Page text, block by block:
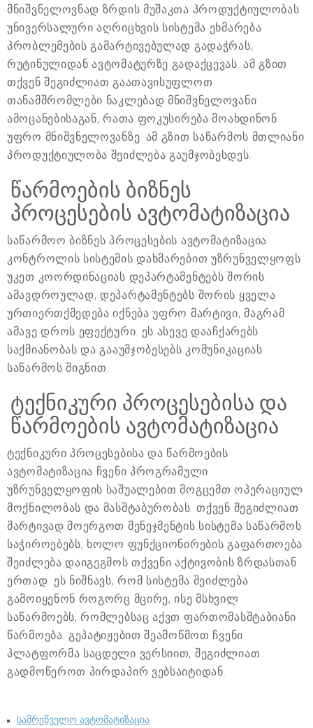
მნიშვნელოვნად ზრდის მუშაკთა პროდუქტიულობას.
უნივერსალური აღრიცხვის სისტემა ეხმარება
პრობლემების გამარტივებულად გადაჭრას,
რუტინულიდან ავტომატურზე გადაქცევას. ამ გზით
თქვენ შეგიძლიათ გაათავისუფლოთ
თანამშრომლები ნაკლებად მნიშვნელოვანი
ამოცანებისაგან, რათა ფოკუსირება მოახდინონ
უფრო მნიშვნელოვანზე. ამ გზით საწარმოს მთლიანი
პროდუქტიულობა შეიძლება გაუმჯობესდეს.
წარმოების ბიზნეს
პროცესების ავტომატიზაცია
საწარმოო ბიზნეს პროცესების ავტომატიზაცია
კონტროლის სისტემის დახმარებით უზრუნველყოფს
უკეთ კოორდინაციას დეპარტამენტებს შორის.
ამავდროულად, დეპარტამენტებს შორის ყველა
ურთიერთქმედება იქნება უფრო მარტივი, მაგრამ
ამავე დროს ეფექტური. ეს ასევე დააჩქარებს
საქმიანობას და გააუმჯობესებს კომუნიკაციას
საწარმოს შიგნით.
ტექნიკური პროცესებისა და
წარმოების ავტომატიზაცია
ტექნიკური პროცესებისა და წარმოების
ავტომატიზაცია ჩვენი პროგრამული
უზრუნველყოფის საშუალებით მოგცემთ ოპერაციულ
მოქნილობას და მასშტაბურობას. თქვენ შეგიძლიათ
მარტივად მოერგოთ მენეჯმენტის სისტემა საწარმოს
საჭიროებებს, ხოლო ფუნქციონირების გაფართოება
შეიძლება დაიგეგმოს თქვენი აქტივობის ზრდასთან
ერთად. ეს ნიშნავს, რომ სისტემა შეიძლება
გამოიყენონ როგორც მცირე, ისე მსხვილ
საწარმოებს, რომლებსაც აქვთ ფართომასშტაბიანი
წარმოება. გეპატიჟებით შეამოწმოთ ჩვენი
პლატფორმა საცდელი ვერსიით, შეგიძლიათ
გადმოწეროთ პირდაპირ ვებსაიტიდან.
სამრეწველო ავტომატიზაცია